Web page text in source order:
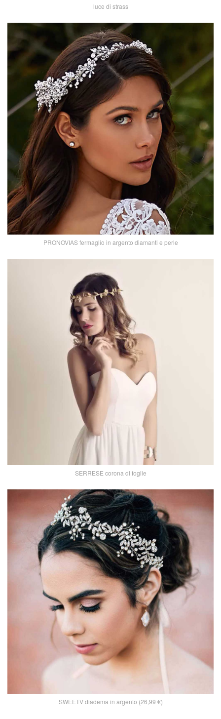
luce di strass
PRONOVIAS fermaglio in argento diamanti e perle
SERRESE corona di foglie
SWEETV diadema in argento (26,99 €)